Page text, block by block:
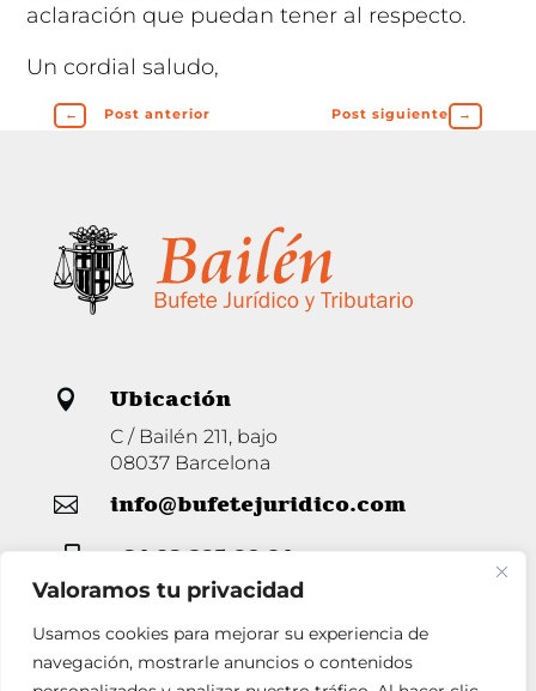
Valoramos tu privacidad
Usamos cookies para mejorar su experiencia de
navegación, mostrarle anuncios o contenidos
aclaración que puedan tener al respecto.
Un cordial saludo,
← Post anterior Post siguiente →
 Ubicación
C / Bailén 211, bajo
08037 Barcelona
 info@bufetejuridico.com
 +34 93 285 80 94
 Horario